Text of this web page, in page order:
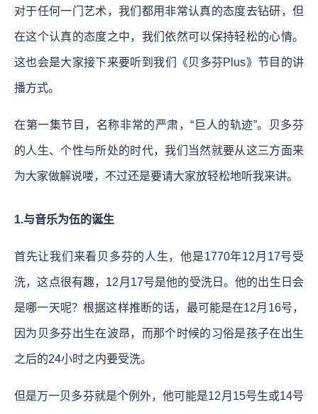
对于任何一门艺术，我们都用非常认真的态度去钻研，但
在这个认真的态度之中，我们依然可以保持轻松的心情。
这也会是大家接下来要听到我们《贝多芬Plus》节目的讲
播方式。
在第一集节目，名称非常的严肃，“巨人的轨迹”。贝多芬
的人生、个性与所处的时代，我们当然就要从这三方面来
为大家做解说喽，不过还是要请大家放轻松地听我来讲。
1.与音乐为伍的诞生
首先让我们来看贝多芬的人生，他是1770年12月17号受
洗，这点很有趣，12月17号是他的受洗日。他的出生日会
是哪一天呢？根据这样推断的话，最可能是在12月16号，
因为贝多芬出生在波昂，而那个时候的习俗是孩子在出生
之后的24小时之内要受洗。
但是万一贝多芬就是个例外，他可能是12月15号生或14号